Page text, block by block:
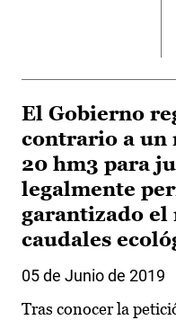
El Gobierno
contrario a un
20 hm3 para
legalmente
garantizado el
caudales
05 de Junio de 2019
Tras conocer la